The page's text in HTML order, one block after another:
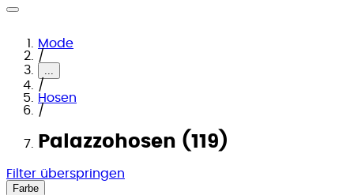
Mode
/
...
/
Hosen
/
Palazzohosen (119)
Filter überspringen
Farbe